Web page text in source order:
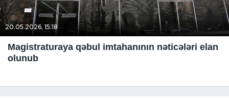
20.05.2026, 15:18
Magistraturaya qəbul imtahanının nəticələri elan
olunub